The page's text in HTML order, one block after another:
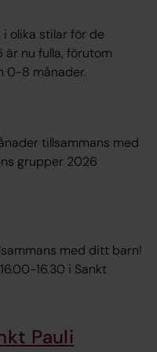
i olika stilar för de
nu fulla, förutom
0-8 månader.
tillsammans med
grupper 2026
med ditt barn!
16.30 i Sankt
Pauli